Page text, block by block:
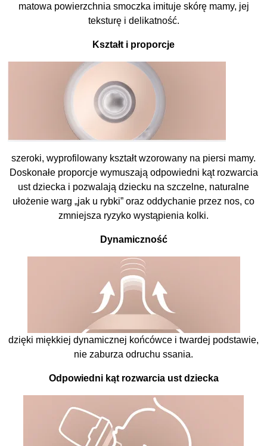
matowa powierzchnia smoczka imituje skórę mamy, jej
teksturę i delikatność.
Kształt i proporcje
szeroki, wyprofilowany kształt wzorowany na piersi mamy.
Doskonałe proporcje wymuszają odpowiedni kąt rozwarcia
ust dziecka i pozwalają dziecku na szczelne, naturalne
ułożenie warg „jak u rybki” oraz oddychanie przez nos, co
zmniejsza ryzyko wystąpienia kolki.
Dynamiczność
dzięki miękkiej dynamicznej końcówce i twardej podstawie,
nie zaburza odruchu ssania.
Odpowiedni kąt rozwarcia ust dziecka